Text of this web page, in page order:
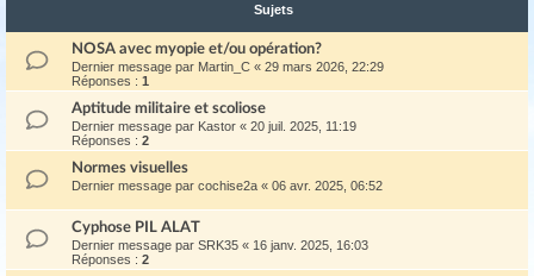
e
Sujets
NOSA avec myopie et/ou opération?
Dernier message par Martin_C « 29 mars 2026, 22:29
Réponses : 1
Aptitude militaire et scoliose
Dernier message par Kastor « 20 juil. 2025, 11:19
Réponses : 2
Normes visuelles
Dernier message par cochise2a « 06 avr. 2025, 06:52
Cyphose PIL ALAT
Dernier message par SRK35 « 16 janv. 2025, 16:03
Réponses : 2